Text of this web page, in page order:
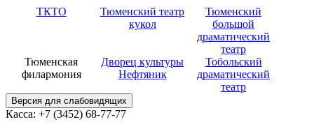
ТКТО
Тюменский театр
кукол
Тюменский
большой
драматический
театр
Тюменская
филармония
Дворец культуры
Нефтяник
Тобольский
драматический
театр
Версия для слабовидящих
Касса: +7 (3452) 68-77-77